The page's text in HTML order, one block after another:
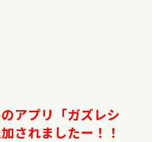
アプリ「ガズレシ
されましたー！！